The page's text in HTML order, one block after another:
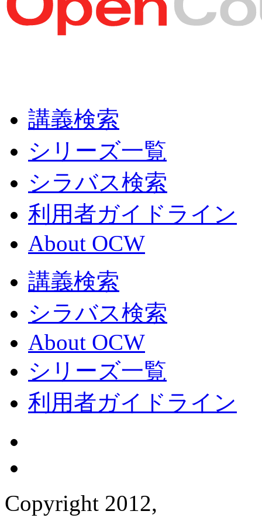
講義検索
シリーズ一覧
シラバス検索
利用者ガイドライン
About OCW
講義検索
シラバス検索
About OCW
シリーズ一覧
利用者ガイドライン
Copyright 2012,